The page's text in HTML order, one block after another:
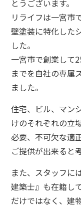
とうございます。
リライフは一宮市
壁塗装に特化した
した。
一宮市で創業して
までを自社の専属
ました。
住宅、ビル、マン
けのそれぞれの立
必要、不可欠な適
ご提供が出来ると
また、スタッフに
建築士』も在籍し
だけではなく、建